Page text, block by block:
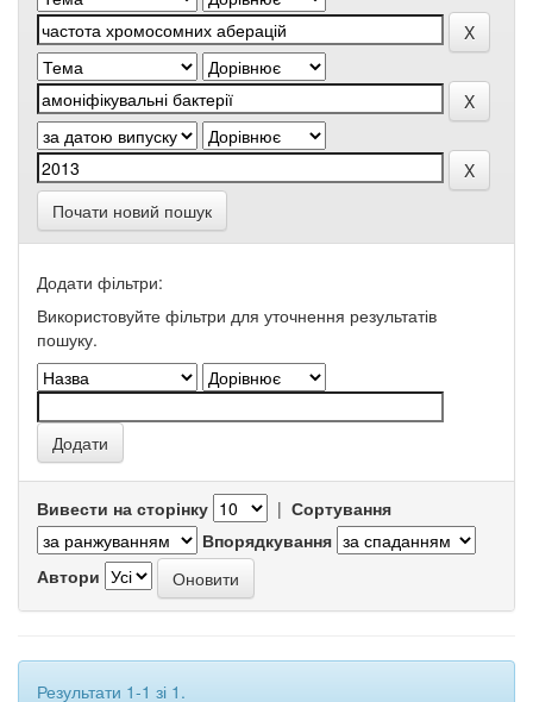
Почати новий пошук
Додати фільтри:
Використовуйте фільтри для уточнення результатів
пошуку.
Вивести на сторінку | Сортування
Впорядкування
Автори
Результати 1-1 зі 1.